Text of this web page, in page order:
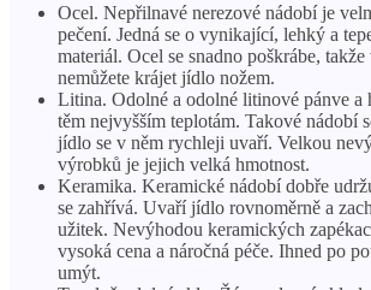
Ocel. Nepřilnavé nerezové nádobí je
pečení. Jedná se o vynikající, lehký a
materiál. Ocel se snadno poškrábe,
nemůžete krájet jídlo nožem.
Litina. Odolné a odolné litinové pánve a
těm nejvyšším teplotám. Takové nádobí
jídlo se v něm rychleji uvaří. Velkou
výrobků je jejich velká hmotnost.
Keramika. Keramické nádobí dobře
se zahřívá. Uvaří jídlo rovnoměrně a
užitek. Nevýhodou keramických
vysoká cena a náročná péče. Ihned po
umýt.